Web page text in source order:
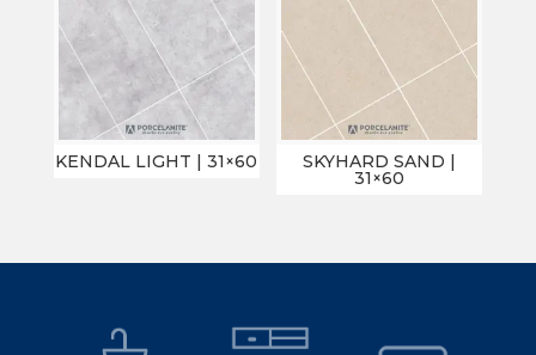
KENDAL LIGHT | 31×60 SKYHARD SAND |
31×60